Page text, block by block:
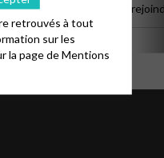
détail du
les
!
retrouvés à tout
sur les
la page deMentions